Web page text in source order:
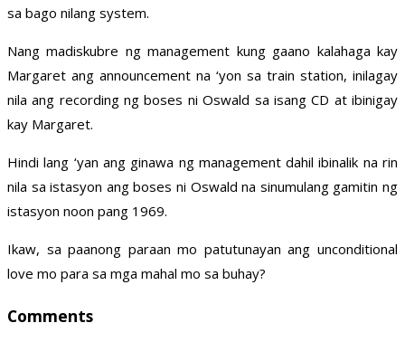
sa bago nilang system.
Nang madiskubre ng management kung gaano kalahaga kay
Margaret ang announcement na ‘yon sa train station, inilagay
nila ang recording ng boses ni Oswald sa isang CD at ibinigay
kay Margaret.
Hindi lang ‘yan ang ginawa ng management dahil ibinalik na rin
nila sa istasyon ang boses ni Oswald na sinumulang gamitin ng
istasyon noon pang 1969.
Ikaw, sa paanong paraan mo patutunayan ang unconditional
love mo para sa mga mahal mo sa buhay?
Comments